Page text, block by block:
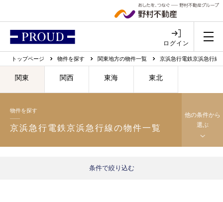
ログイン
トップページ 物件を探す 関東地方の物件一覧 京浜急行電鉄京浜急行線
関東 関西 東海 東北
物件を探す
京浜急行電鉄京浜急行線の物件一覧
他の条件から
選ぶ
条件で絞り込む